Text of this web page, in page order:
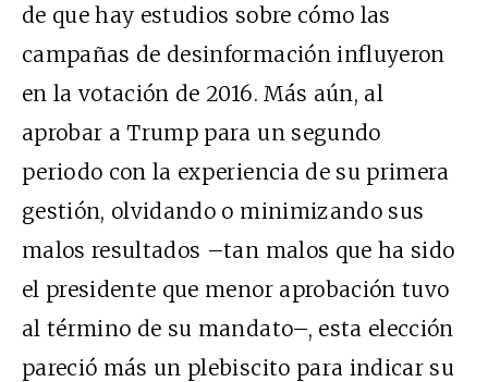
de que hay estudios sobre cómo las
campañas de desinformación influyeron
en la votación de 2016. Más aún, al
aprobar a Trump para un segundo
periodo con la experiencia de su primera
gestión, olvidando o minimizando sus
malos resultados –tan malos que ha sido
el presidente que menor aprobación tuvo
al término de su mandato–, esta elección
pareció más un plebiscito para indicar su